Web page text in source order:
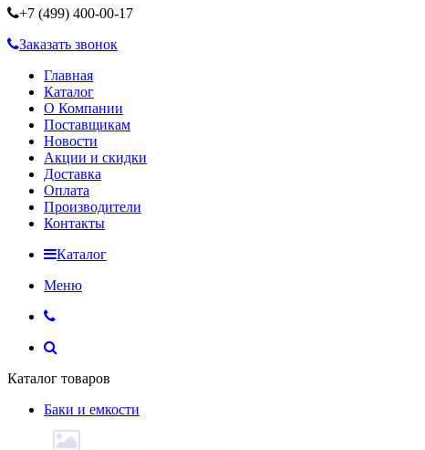
+7 (499) 400-00-17
Заказать звонок
Главная
Каталог
О Компании
Поставщикам
Новости
Акции и скидки
Доставка
Оплата
Производители
Контакты
Каталог
Меню
Каталог товаров
Баки и емкости